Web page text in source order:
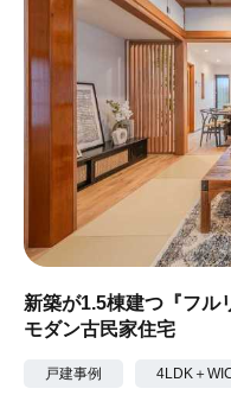
新築が1.5棟建つ『フル
モダン古民家住宅
戸建事例 4LDK＋